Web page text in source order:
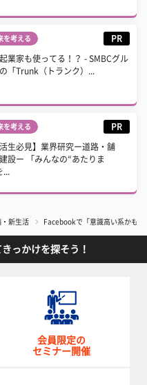
を考える PR
業家も使ってる！？ - SMBCグル
「Trunk（トランク）...
を考える PR
活生必見】業界研究ー道路・舗
設ー 「みんなの“あたりま
・新生活 Facebookで「意識高い系かも
っかけを探そう！
会員限定の
セミナー開催